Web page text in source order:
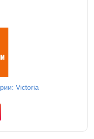
Victoria